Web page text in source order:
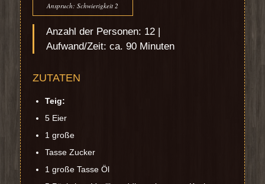
Anspruch: Schwierigkeit 2
Anzahl der Personen: 12 |
Aufwand/Zeit: ca. 90 Minuten
ZUTATEN
Teig:
5 Eier
1 große
Tasse Zucker
1 große Tasse Öl